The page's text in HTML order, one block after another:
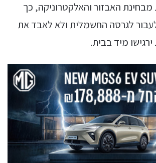
האבזור והאלקטרוניקה, כך
לגרסה החשמלית ולא לאבד את
מיד בבית.